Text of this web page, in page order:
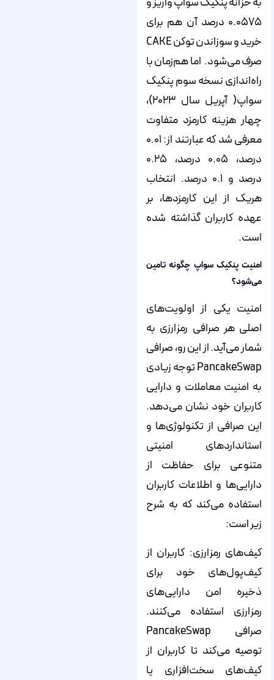
۰.۰۵۷۵ درصد آن هم برای
خرید و سوزاندن توکن CAKE
صرف می‌شود. اما هم‌زمان با
راه‌اندازی نسخه سوم پنکیک
سواپ( آپریل سال ۲۰۲۳)،
چهار هزینه کارمزد متفاوت
معرفی شد که عبارتند از: ۰.۰۱
درصد، ۰.۰۵ درصد، ۰.۲۵
درصد و ۰.۱ درصد. انتخاب
هریک از این کارمزدها، بر
عهده کاربران گذاشته شده
است.
امنیت پنکیک سواپ چگونه تامین
می‌شود؟
امنیت یکی از اولویت‌های
اصلی هر صرافی رمزارزی به
شمار می‌آید. از این رو، صرافی
PancakeSwap توجه زیادی
به امنیت معاملات و دارایی
کاربران خود نشان می‌دهد.
این صرافی از تکنولوژی‌ها و
استانداردهای امنیتی
متنوعی برای حفاظت از
دارایی‌ها و اطلاعات کاربران
استفاده می‌کند که به شرح
زیر است:
کیف‌های رمزارزی: کاربران از
کیف‌‌پول‌های خود برای
ذخیره امن دارایی‌های
رمزارزی استفاده می‌کنند.
صرافی PancakeSwap
توصیه می‌کند تا کاربران از
کیف‌های سخت‌افزاری یا